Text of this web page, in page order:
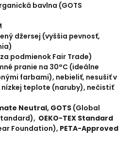
bavlna (GOTS
džersej (vyššia pevnosť,
podmienok Fair Trade)
pranie na 30°C (ideálne
farbami), nebieliť, nesušiť v
nízkej teplote (naruby), nečistiť
Neutral, GOTS (Global
OEKO-TEX Standard
Foundation), PETA-Approved